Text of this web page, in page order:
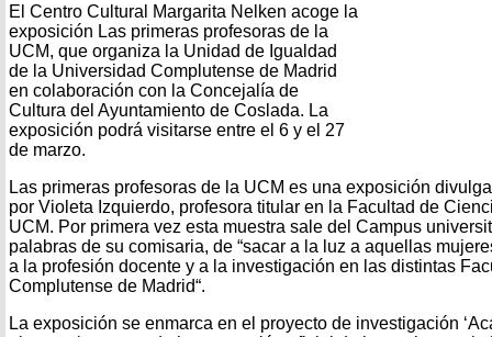
El Centro Cultural Margarita Nelken acoge la
exposición Las primeras profesoras de la
UCM, que organiza la Unidad de Igualdad
de la Universidad Complutense de Madrid
en colaboración con la Concejalía de
Cultura del Ayuntamiento de Coslada. La
exposición podrá visitarse entre el 6 y el 27
de marzo.
Las primeras profesoras de la UCM es una exposición
por Violeta Izquierdo, profesora titular en la Facultad de
UCM. Por primera vez esta muestra sale del Campus
palabras de su comisaria, de “sacar a la luz a aquellas
a la profesión docente y a la investigación en las distintas
Complutense de Madrid“.
La exposición se enmarca en el proyecto de investigación